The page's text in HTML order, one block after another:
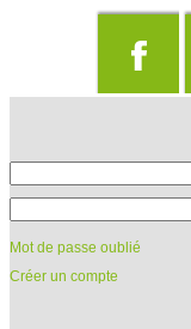
Mot de passe oublié
Créer un compte